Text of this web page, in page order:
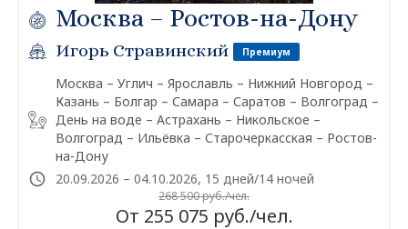
Москва – Ростов-на-Дону
Игорь Стравинский Премиум
Москва – Углич – Ярославль – Нижний Новгород –
Казань – Болгар – Самара – Саратов – Волгоград –
День на воде – Астрахань – Никольское –
Волгоград – Ильёвка – Старочеркасская – Ростов-
на-Дону
20.09.2026 – 04.10.2026, 15 дней/14 ночей
268 500 руб./чел.
От 255 075 руб./чел.